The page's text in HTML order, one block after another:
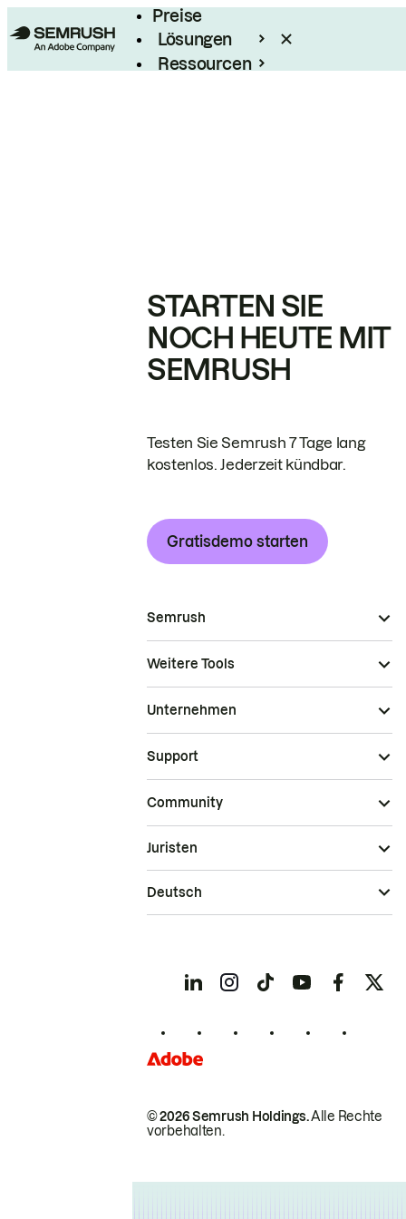
Preise
Lösungen
Ressourcen
STARTEN SIE
NOCH HEUTE MIT
SEMRUSH
Testen Sie Semrush 7 Tage lang
kostenlos. Jederzeit kündbar.
Gratisdemo starten
Semrush
Weitere Tools
Unternehmen
Support
Community
© 2026 Semrush Holdings.Alle Rechte
vorbehalten.
Juristen
Deutsch